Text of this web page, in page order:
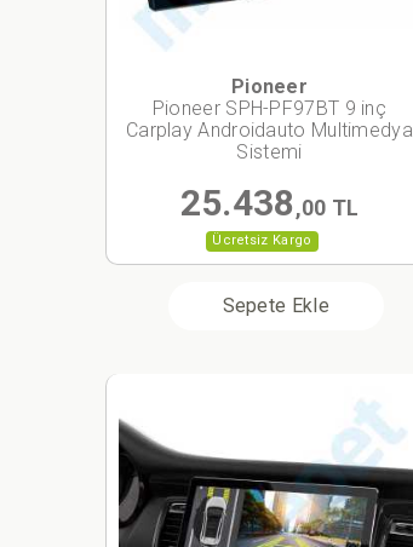
Ücretsiz Kargo
Pioneer
Pioneer SPH-PF97BT 9 inç
Carplay Androidauto Multimedya
Sistemi
25.438,00 TL
Sepete Ekle